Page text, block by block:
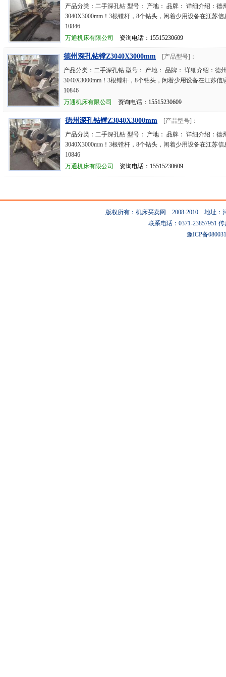
产品分类：二手深孔钻 型号： 产地： 品牌： 详细介绍：德
3040X3000mm！3根镗杆，8个钻头，闲着少用设备在江苏信
10846
万通机床有限公司
资询电话：15515230609
德州深孔钻镗Z3040X3000mm
[产品型号]：
产品分类：二手深孔钻 型号： 产地： 品牌： 详细介绍：德
3040X3000mm！3根镗杆，8个钻头，闲着少用设备在江苏信
10846
万通机床有限公司
资询电话：15515230609
德州深孔钻镗Z3040X3000mm
[产品型号]：
产品分类：二手深孔钻 型号： 产地： 品牌： 详细介绍：德
3040X3000mm！3根镗杆，8个钻头，闲着少用设备在江苏信
10846
万通机床有限公司
资询电话：15515230609
版权所有：机床买卖网 2008-2010 地址：
联系电话：0371-23857951
豫ICP备